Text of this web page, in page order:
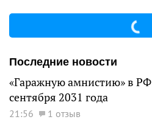
Последние новости
«Гаражную амнистию» в
сентября 2031 года
21:56 1 отзыв